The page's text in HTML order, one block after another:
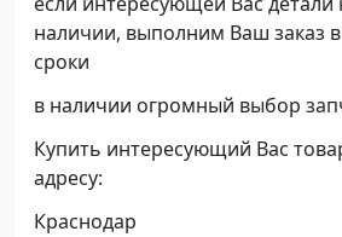
наличии, выполним Ваш заказ
сроки
в наличии огромный выбор
Купить интересующий Вас
адресу:
Краснодар